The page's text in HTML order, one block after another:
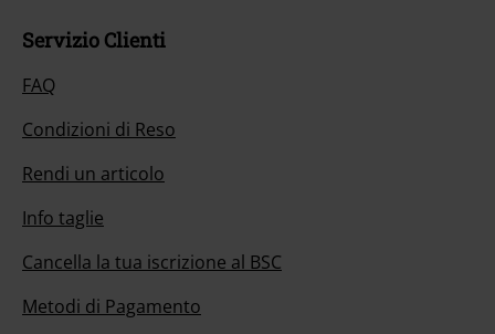
Servizio Clienti
FAQ
Condizioni di Reso
Rendi un articolo
Info taglie
Cancella la tua iscrizione al BSC
Metodi di Pagamento